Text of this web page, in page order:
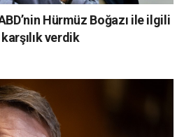
Hürmüz Boğazı ile ilgili
verdik